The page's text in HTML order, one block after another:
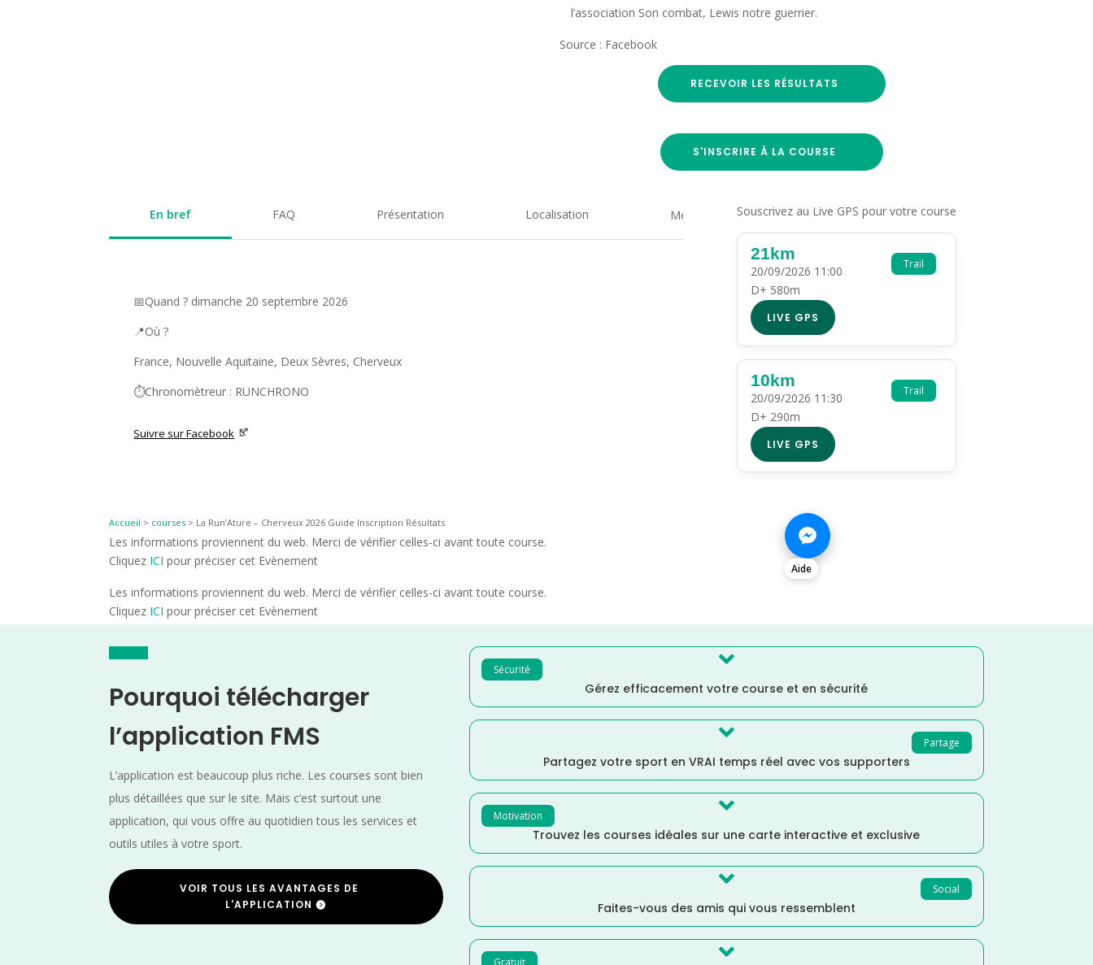
l’association Son combat, Lewis notre guerrier.
Source : Facebook
RECEVOIR LES RÉSULTATS
S'INSCRIRE À LA COURSE
En bref FAQ Présentation Localisation Medias
📅Quand ? dimanche 20 septembre 2026
📍Où ?
France, Nouvelle Aquitaine, Deux Sèvres, Cherveux
⏱️Chronomètreur : RUNCHRONO
Suivre sur Facebook
Souscrivez au Live GPS pour votre course
Trail
21km
20/09/2026 11:00
D+ 580m
LIVE GPS
Trail
10km
20/09/2026 11:30
D+ 290m
LIVE GPS
Accueil > courses > La Run’Ature – Cherveux 2026 Guide Inscription Résultats
Les informations proviennent du web. Merci de vérifier celles-ci avant toute course.
Cliquez ICI pour préciser cet Evènement
Les informations proviennent du web. Merci de vérifier celles-ci avant toute course.
Cliquez ICI pour préciser cet Evènement
Aide
Pourquoi télécharger
l’application FMS
L’application est beaucoup plus riche. Les courses sont bien
plus détaillées que sur le site. Mais c’est surtout une
application, qui vous offre au quotidien tous les services et
outils utiles à votre sport.
VOIR TOUS LES AVANTAGES DE
L'APPLICATION
Sécurité 
Gérez efficacement votre course et en sécurité
Partage

Partagez votre sport en VRAI temps réel avec vos supporters
Motivation 
Trouvez les courses idéales sur une carte interactive et exclusive
Social

Faites-vous des amis qui vous ressemblent
